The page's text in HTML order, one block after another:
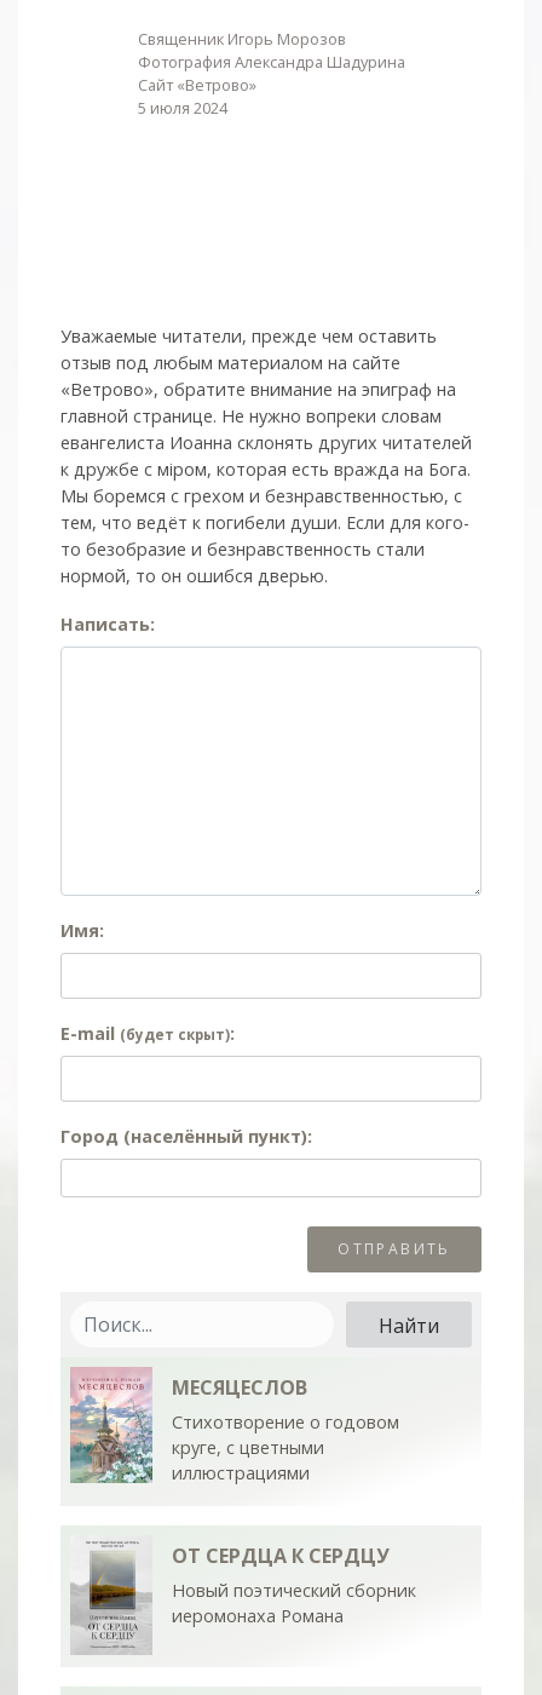
Священник Игорь Морозов
Фотография Александра Шадурина
Сайт «Ветрово»
5 июля 2024
Уважаемые читатели, прежде чем оставить
отзыв под любым материалом на сайте
«Ветрово», обратите внимание на эпиграф на
главной странице. Не нужно вопреки словам
евангелиста Иоанна склонять других читателей
к дружбе с мiром, которая есть вражда на Бога.
Мы боремся с грехом и без­нрав­ствен­ностью, с
тем, что ведёт к погибели души. Если для кого-
то безобразие и безнравственность стали
нормой, то он ошибся дверью.
Написать:
Имя:
E-mail (будет скрыт):
Город (населённый пункт):
МЕСЯЦЕСЛОВ
Стихотворение о годовом
круге, с цветными
иллюстрациями
ОТ СЕРДЦА К СЕРДЦУ
Новый поэтический сборник
иеромонаха Романа